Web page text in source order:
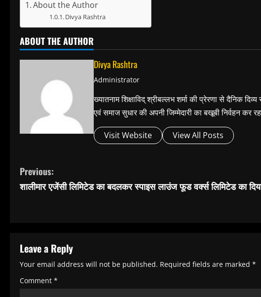
About the Author
Divya Rashtra
ABOUT THE AUTHOR
Divya Rashtra
Administrator
ख्यातनाम शिक्षाविद् श्रीबल्लभ शर्मा की प्रेरणा से दैनिक
एवं समाज सुधार की अपनी जिम्मेदारी का बखूबी निर्वहन
Visit Website View All Posts
C
o
n
u
e
Previous:
शालीमार एजेंसी लिमिटेड का बदलकर स्पाइस लाउंज फूड वर्क्स लिमिटेड का
Leave a Reply
Your email address will not be published. Required fields are marked *
Comment *